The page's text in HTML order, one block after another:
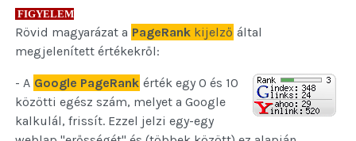
FIGYELEM
Rövid magyarázat a PageRank kijelző által
megjelenített értékekről:
- A Google PageRank érték egy 0 és 10
közötti egész szám, melyet a Google
kalkulál, frissít. Ezzel jelzi egy-egy